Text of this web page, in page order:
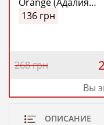
Черный
Апельсин)
136 грн
268 грн
Вы
ОПИСАНИЕ